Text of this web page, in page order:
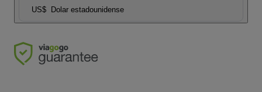
US$ Dolar estadounidense